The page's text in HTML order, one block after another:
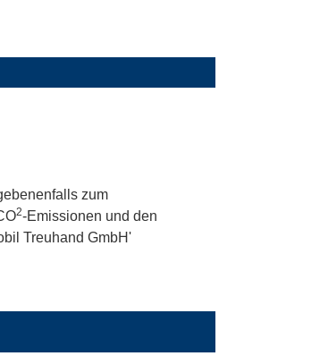
zum
2-Emissionen und den
Treuhand GmbH'